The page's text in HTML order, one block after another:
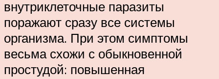
внутриклеточные паразиты
поражают сразу все системы
организма. При этом симптомы
весьма схожи с обыкновенной
простудой: повышенная